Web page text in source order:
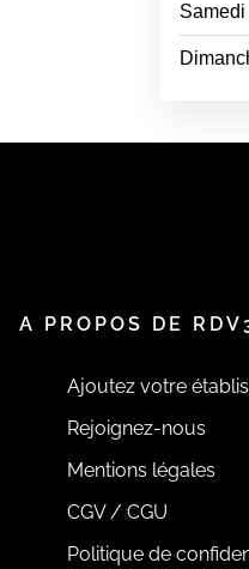
Samedi
A PROPOS DE
Ajoutez votre
Rejoignez-nous
Mentions légales
CGV / CGU
Politique de